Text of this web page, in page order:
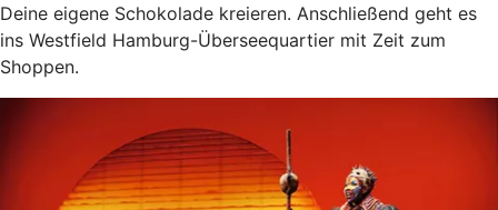
Deine eigene Schokolade kreieren. Anschließend geht es
ins Westfield Hamburg-Überseequartier mit Zeit zum
Shoppen.